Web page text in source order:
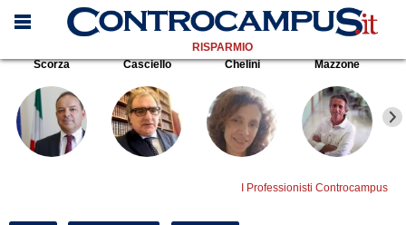
RISPARMIO
Scorza
Casciello Chelini Mazzone
I Professionisti Controcampus